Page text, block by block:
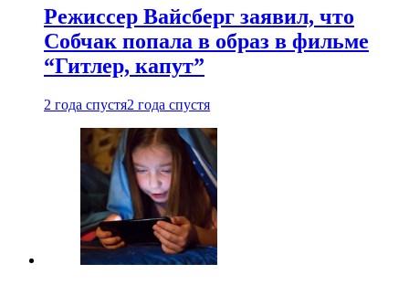
Режиссер Вайсберг заявил, что
Собчак попала в образ в фильме
“Гитлер, капут”
2 года спустя2 года спустя